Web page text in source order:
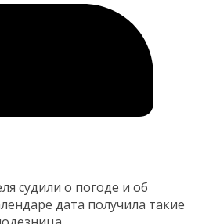
судили о погоде и об
дата получила такие